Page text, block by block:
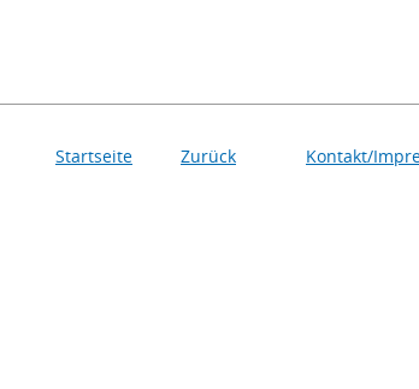
Startseite Zurück Kontakt/